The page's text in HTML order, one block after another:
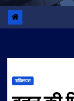
शख़्सियत